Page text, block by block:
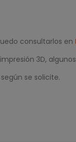
consultarlos en
3D,
se solicite.